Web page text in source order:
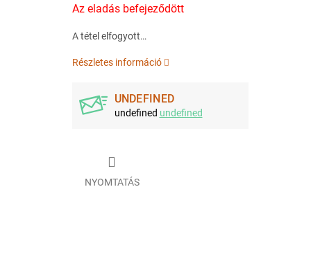
Az eladás befejeződött
A tétel elfogyott…
Részletes információ
UNDEFINED
undefined undefined
NYOMTATÁS